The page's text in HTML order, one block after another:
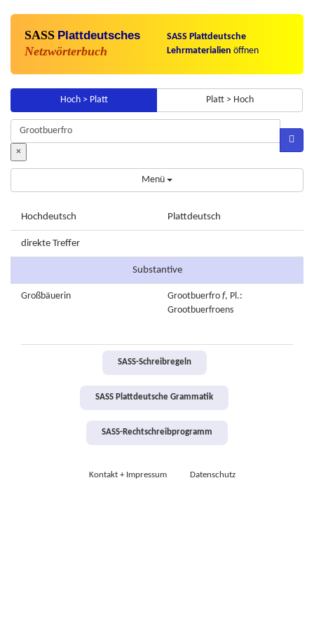
SASS Plattdeutsches
Netzwörterbuch
SASS Plattdeutsche
Lehrmaterialien öffnen
Hoch > Platt Platt > Hoch
×
Menü
Hochdeutsch Plattdeutsch
direkte Treffer
Substantive
Großbäuerin Grootbuerfro f, Pl.:
Grootbuerfroens
SASS-Schreibregeln
SASS Plattdeutsche Grammatik
SASS-Rechtschreibprogramm
Kontakt + Impressum Datenschutz